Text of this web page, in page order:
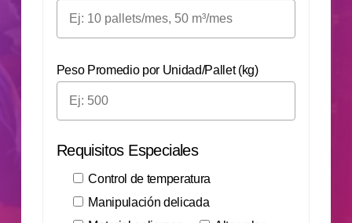
Peso Promedio por Unidad/Pallet (kg)
Requisitos Especiales
Control de temperatura
Manipulación delicada